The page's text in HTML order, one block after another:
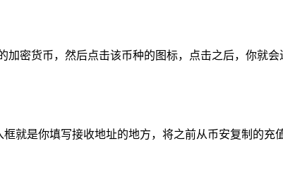
密货币，然后点击该币种的图标，点击之后，你就
就是你填写接收地址的地方，将之前从币安复制的充